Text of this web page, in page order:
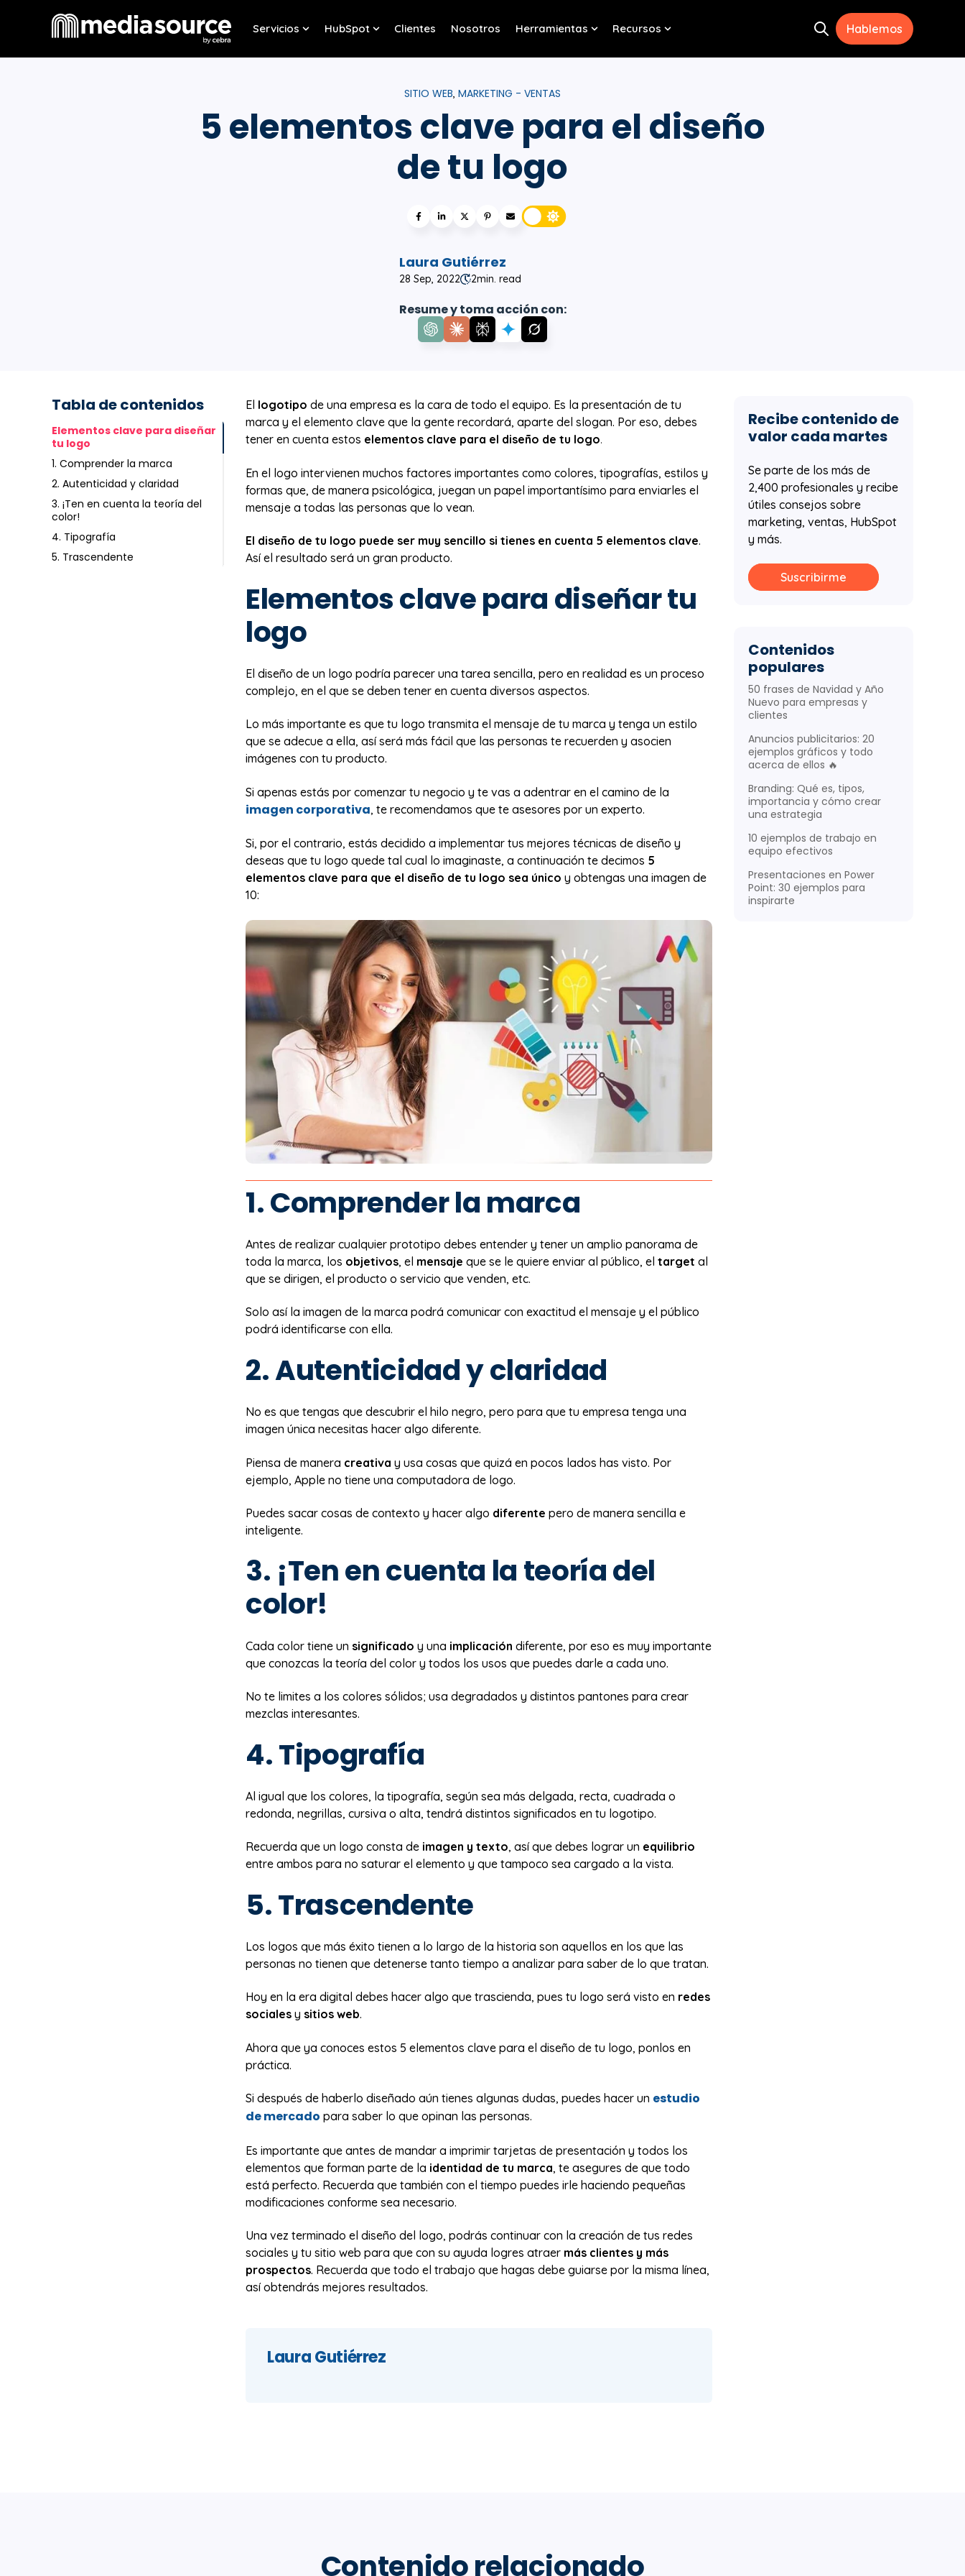
Servicios
Show submenu for Servicios
HubSpot
Show submenu for HubSpot
Clientes Nosotros Herramientas
Show submenu for Herramientas
Recursos Open search
Hablemos
SITIO WEB, MARKETING - VENTAS
5 elementos clave para el diseño
de tu logo
Laura Gutiérrez
28 Sep, 2022 2min. read
Resume y toma acción con:
Tabla de contenidos
Elementos clave para diseñar
tu logo
1. Comprender la marca
2. Autenticidad y claridad
3. ¡Ten en cuenta la teoría del
color!
4. Tipografía
5. Trascendente
El logotipo de una empresa es la cara de todo el equipo. Es la presentación de tu
marca y el elemento clave que la gente recordará, aparte del slogan. Por eso, debes
tener en cuenta estos elementos clave para el diseño de tu logo.
En el logo intervienen muchos factores importantes como colores, tipografías, estilos y
formas que, de manera psicológica, juegan un papel importantísimo para enviarles el
mensaje a todas las personas que lo vean.
El diseño de tu logo puede ser muy sencillo si tienes en cuenta 5 elementos clave.
Así el resultado será un gran producto.
Elementos clave para diseñar tu
logo
El diseño de un logo podría parecer una tarea sencilla, pero en realidad es un proceso
complejo, en el que se deben tener en cuenta diversos aspectos.
Lo más importante es que tu logo transmita el mensaje de tu marca y tenga un estilo
que se adecue a ella, así será más fácil que las personas te recuerden y asocien
imágenes con tu producto.
Si apenas estás por comenzar tu negocio y te vas a adentrar en el camino de la
imagen corporativa, te recomendamos que te asesores por un experto.
Si, por el contrario, estás decidido a implementar tus mejores técnicas de diseño y
deseas que tu logo quede tal cual lo imaginaste, a continuación te decimos 5
elementos clave para que el diseño de tu logo sea único y obtengas una imagen de
10:
1. Comprender la marca
Antes de realizar cualquier prototipo debes entender y tener un amplio panorama de
toda la marca, los objetivos, el mensaje que se le quiere enviar al público, el target al
que se dirigen, el producto o servicio que venden, etc.
Solo así la imagen de la marca podrá comunicar con exactitud el mensaje y el público
podrá identificarse con ella.
2. Autenticidad y claridad
No es que tengas que descubrir el hilo negro, pero para que tu empresa tenga una
imagen única necesitas hacer algo diferente.
Piensa de manera creativa y usa cosas que quizá en pocos lados has visto. Por
ejemplo, Apple no tiene una computadora de logo.
Puedes sacar cosas de contexto y hacer algo diferente pero de manera sencilla e
inteligente.
3. ¡Ten en cuenta la teoría del
color!
Cada color tiene un significado y una implicación diferente, por eso es muy importante
que conozcas la teoría del color y todos los usos que puedes darle a cada uno.
No te limites a los colores sólidos; usa degradados y distintos pantones para crear
mezclas interesantes.
4. Tipografía
Al igual que los colores, la tipografía, según sea más delgada, recta, cuadrada o
redonda, negrillas, cursiva o alta, tendrá distintos significados en tu logotipo.
Recuerda que un logo consta de imagen y texto, así que debes lograr un equilibrio
entre ambos para no saturar el elemento y que tampoco sea cargado a la vista.
5. Trascendente
Los logos que más éxito tienen a lo largo de la historia son aquellos en los que las
personas no tienen que detenerse tanto tiempo a analizar para saber de lo que tratan.
Hoy en la era digital debes hacer algo que trascienda, pues tu logo será visto en redes
sociales y sitios web.
Ahora que ya conoces estos 5 elementos clave para el diseño de tu logo, ponlos en
práctica.
Si después de haberlo diseñado aún tienes algunas dudas, puedes hacer un estudio
de mercado para saber lo que opinan las personas.
Es importante que antes de mandar a imprimir tarjetas de presentación y todos los
elementos que forman parte de la identidad de tu marca, te asegures de que todo
está perfecto. Recuerda que también con el tiempo puedes irle haciendo pequeñas
modificaciones conforme sea necesario.
Una vez terminado el diseño del logo, podrás continuar con la creación de tus redes
sociales y tu sitio web para que con su ayuda logres atraer más clientes y más
prospectos. Recuerda que todo el trabajo que hagas debe guiarse por la misma línea,
así obtendrás mejores resultados.
Laura Gutiérrez
Recibe contenido de
valor cada martes
Se parte de los más de
2,400 profesionales y recibe
útiles consejos sobre
marketing, ventas, HubSpot
y más.
Suscribirme
Contenidos
populares
50 frases de Navidad y Año
Nuevo para empresas y
clientes
Anuncios publicitarios: 20
ejemplos gráficos y todo
acerca de ellos 🔥
Branding: Qué es, tipos,
importancia y cómo crear
una estrategia
10 ejemplos de trabajo en
equipo efectivos
Presentaciones en Power
Point: 30 ejemplos para
inspirarte
Contenido relacionado